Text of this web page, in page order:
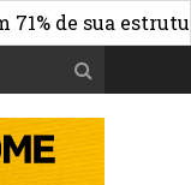
estrutura de